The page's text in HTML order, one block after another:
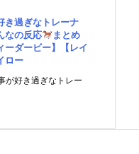
き過ぎなトレーナ
なの反応
まとめ
ーダービー】【レイ
ロー
が好き過ぎなトレー